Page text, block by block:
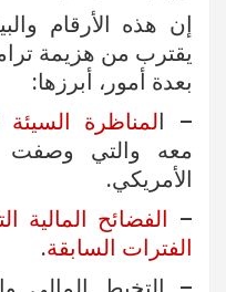
إن هذه الأرقام
يقترب من هزيمة
بعدة أمور، أبرزها:
– المناظرة
معه والتي وصفت
الأمريكي.
– الفضائح المالية
الفترات السابقة.